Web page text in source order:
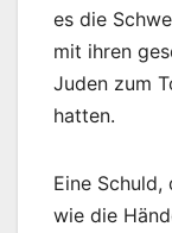
es die
mit ihren
Juden zum
hatten.
Eine
wie die